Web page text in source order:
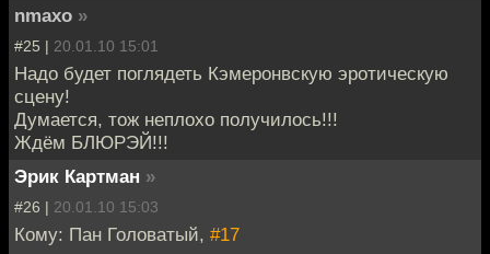
nmaxo »
#25 | 20.01.10 15:01
Надо будет поглядеть Кэмеронвскую эротическую
сцену!
Думается, тож неплохо получилось!!!
Ждём БЛЮРЭЙ!!!
Эрик Картман »
#26 | 20.01.10 15:03
Кому: Пан Головатый, #17